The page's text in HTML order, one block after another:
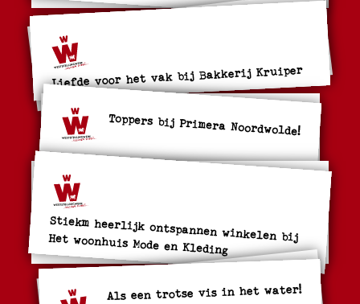
Liefde voor het vak bij Bakkerij Kruiper
Toppers bij Primera Noordwolde!
Stiekm heerlijk ontspannen winkelen bij Het woonhuis Mode en Kleding
Als een trotse vis in het water!